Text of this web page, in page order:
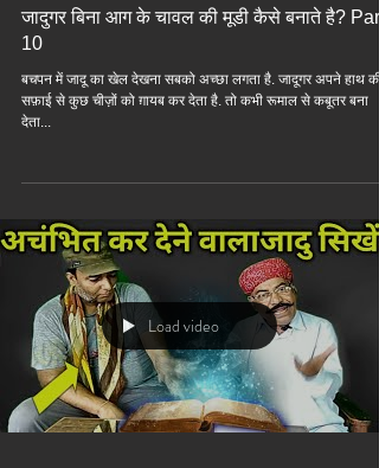
जादुगर बिना आग के चावल की मूडी कैसे बनाते है? Part
10
बचपन में जादू का खेल देखना सबको अच्छा लगता है. जादूगर अपने हाथ की
सफ़ाई से कुछ चीज़ों को ग़ायब कर देता है. तो कभी रूमाल से कबूतर बना
देता...
Load video